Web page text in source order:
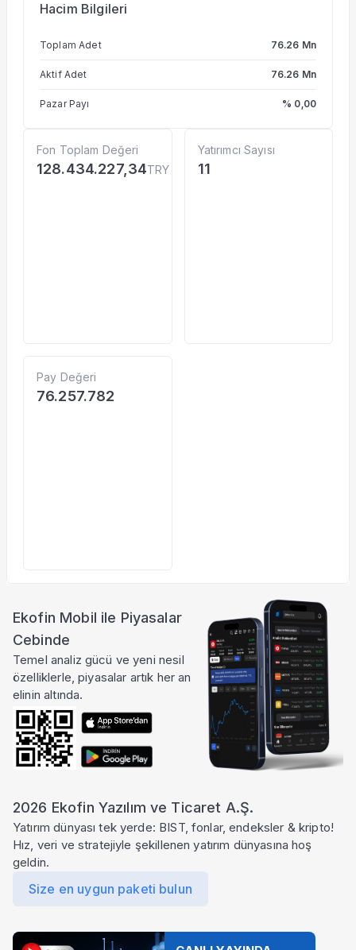
Hacim Bilgileri
Toplam Adet 76.26 Mn
Aktif Adet 76.26 Mn
Pazar Payı % 0,00
Fon Toplam Değeri
128.434.227,34TRY
Yatırımcı Sayısı
11
Pay Değeri
76.257.782
Ekofin Mobil ile Piyasalar
Cebinde
Temel analiz gücü ve yeni nesil
özelliklerle, piyasalar artık her an
elinin altında.
2026 Ekofin Yazılım ve Ticaret A.Ş.
Yatırım dünyası tek yerde: BIST, fonlar, endeksler & kripto!
Hız, veri ve stratejiyle şekillenen yatırım dünyasına hoş
geldin.
Size en uygun paketi bulun